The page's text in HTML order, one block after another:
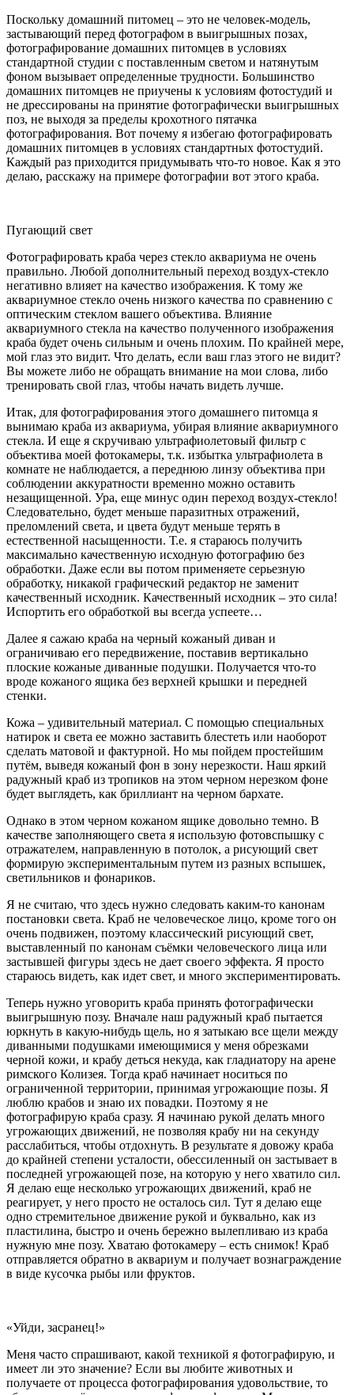
Поскольку домашний питомец – это не человек-модель,
застывающий перед фотографом в выигрышных позах,
фотографирование домашних питомцев в условиях
стандартной студии с поставленным светом и натянутым
фоном вызывает определенные трудности. Большинство
домашних питомцев не приучены к условиям фотостудий и
не дрессированы на принятие фотографически выигрышных
поз, не выходя за пределы крохотного пятачка
фотографирования. Вот почему я избегаю фотографировать
домашних питомцев в условиях стандартных фотостудий.
Каждый раз приходится придумывать что-то новое. Как я это
делаю, расскажу на примере фотографии вот этого краба.
Пугающий свет
Фотографировать краба через стекло аквариума не очень
правильно. Любой дополнительный переход воздух-стекло
негативно влияет на качество изображения. К тому же
аквариумное стекло очень низкого качества по сравнению с
оптическим стеклом вашего объектива. Влияние
аквариумного стекла на качество полученного изображения
краба будет очень сильным и очень плохим. По крайней мере,
мой глаз это видит. Что делать, если ваш глаз этого не видит?
Вы можете либо не обращать внимание на мои слова, либо
тренировать свой глаз, чтобы начать видеть лучше.
Итак, для фотографирования этого домашнего питомца я
вынимаю краба из аквариума, убирая влияние аквариумного
стекла. И еще я скручиваю ультрафиолетовый фильтр с
объектива моей фотокамеры, т.к. избытка ультрафиолета в
комнате не наблюдается, а переднюю линзу объектива при
соблюдении аккуратности временно можно оставить
незащищенной. Ура, еще минус один переход воздух-стекло!
Следовательно, будет меньше паразитных отражений,
преломлений света, и цвета будут меньше терять в
естественной насыщенности. Т.е. я стараюсь получить
максимально качественную исходную фотографию без
обработки. Даже если вы потом применяете серьезную
обработку, никакой графический редактор не заменит
качественный исходник. Качественный исходник – это сила!
Испортить его обработкой вы всегда успеете…
Далее я сажаю краба на черный кожаный диван и
ограничиваю его передвижение, поставив вертикально
плоские кожаные диванные подушки. Получается что-то
вроде кожаного ящика без верхней крышки и передней
стенки.
Кожа – удивительный материал. С помощью специальных
натирок и света ее можно заставить блестеть или наоборот
сделать матовой и фактурной. Но мы пойдем простейшим
путём, выведя кожаный фон в зону нерезкости. Наш яркий
радужный краб из тропиков на этом черном нерезком фоне
будет выглядеть, как бриллиант на черном бархате.
Однако в этом черном кожаном ящике довольно темно. В
качестве заполняющего света я использую фотовспышку с
отражателем, направленную в потолок, а рисующий свет
формирую экспериментальным путем из разных вспышек,
светильников и фонариков.
Я не считаю, что здесь нужно следовать каким-то канонам
постановки света. Краб не человеческое лицо, кроме того он
очень подвижен, поэтому классический рисующий свет,
выставленный по канонам съёмки человеческого лица или
застывшей фигуры здесь не дает своего эффекта. Я просто
стараюсь видеть, как идет свет, и много экспериментировать.
Теперь нужно уговорить краба принять фотографически
выигрышную позу. Вначале наш радужный краб пытается
юркнуть в какую-нибудь щель, но я затыкаю все щели между
диванными подушками имеющимися у меня обрезками
черной кожи, и крабу деться некуда, как гладиатору на арене
римского Колизея. Тогда краб начинает носиться по
ограниченной территории, принимая угрожающие позы. Я
люблю крабов и знаю их повадки. Поэтому я не
фотографирую краба сразу. Я начинаю рукой делать много
угрожающих движений, не позволяя крабу ни на секунду
расслабиться, чтобы отдохнуть. В результате я довожу краба
до крайней степени усталости, обессиленный он застывает в
последней угрожающей позе, на которую у него хватило сил.
Я делаю еще несколько угрожающих движений, краб не
реагирует, у него просто не осталось сил. Тут я делаю еще
одно стремительное движение рукой и буквально, как из
пластилина, быстро и очень бережно вылепливаю из краба
нужную мне позу. Хватаю фотокамеру – есть снимок! Краб
отправляется обратно в аквариум и получает вознаграждение
в виде кусочка рыбы или фруктов.
«Уйди, засранец!»
Меня часто спрашивают, какой техникой я фотографирую, и
имеет ли это значение? Если вы любите животных и
получаете от процесса фотографирования удовольствие, то